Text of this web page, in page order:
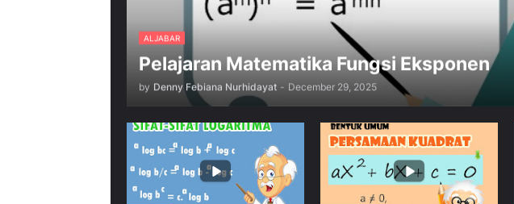
ALJABAR
Pelajaran Matematika Fungsi Eksponen
by Denny Febiana Nurhidayat - December 29, 2025